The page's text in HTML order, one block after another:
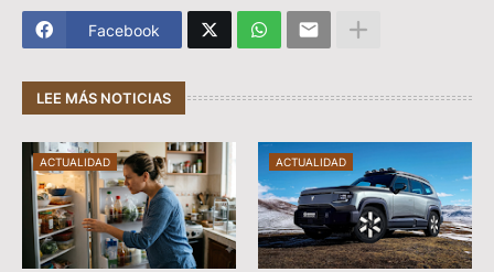
Facebook
LEE MÁS NOTICIAS
ACTUALIDAD ACTUALIDAD